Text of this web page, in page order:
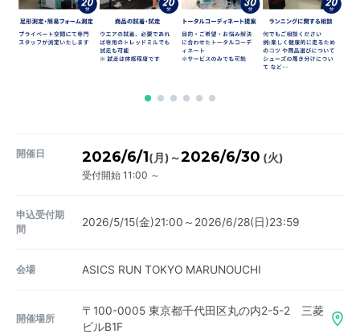
開催日 2026/6/1(月) ～2026/6/30 (火)
受付開始 11:00 ～
申込受付期
間
2026/5/15(金)21:00～2026/6/28(日)23:59
会場 ASICS RUN TOKYO MARUNOUCHI
開催場所
〒100-0005 東京都千代田区丸の内2-5-2 三菱
ビルB1F